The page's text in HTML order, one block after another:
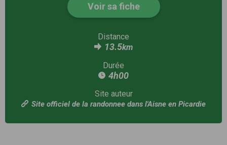
Voir sa fiche
Distance
13.5km
Durée
4h00
Site auteur
Site officiel de la randonnee dans l'Aisne en Picardie